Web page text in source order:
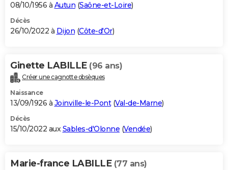
08/10/1956 à Autun (Saône-et-Loire)
Décès
26/10/2022 à Dijon (Côte-d'Or)
Ginette LABILLE (96 ans)
Créer une cagnotte obsèques
Naissance
13/09/1926 à Joinville-le-Pont(Val-de-Marne)
Décès
15/10/2022 auxSables-d'Olonne (Vendée)
Marie-france LABILLE (77 ans)